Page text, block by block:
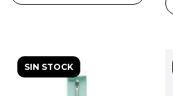
SIN STOCK